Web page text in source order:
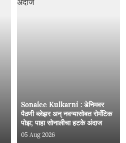
Sonalee Kulkarni : डेनिमवर
पैठणी ब्लेझर अन् नवऱ्यासोबत रोमँटिक
पोझ; पाहा सोनालीचा हटके अंदाज
05 Aug 2026